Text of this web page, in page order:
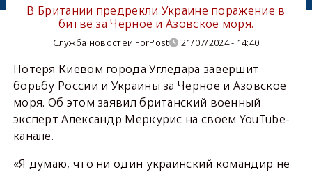
В Британии предрекли Украине поражение в
битве за Черное и Азовское моря.
Служба новостей ForPost 21/07/2024 - 14:40
Потеря Киевом города Угледара завершит
борьбу России и Украины за Черное и Азовское
моря. Об этом заявил британский военный
эксперт Александр Меркурис на своем YouTube-
канале.
«Я думаю, что ни один украинский командир не